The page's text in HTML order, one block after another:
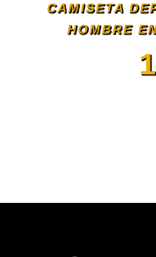
CAMISETA
HOMBRE